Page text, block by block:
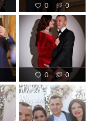
0 0
0 0